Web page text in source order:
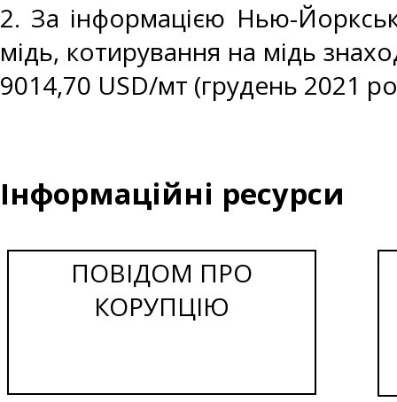
2. За інформацією Нью-
мідь, котирування на мідь
9014,70 USD/мт (грудень 2021
Інформаційні ресурси
ПОВІДОМ ПРО
КОРУПЦІЮ